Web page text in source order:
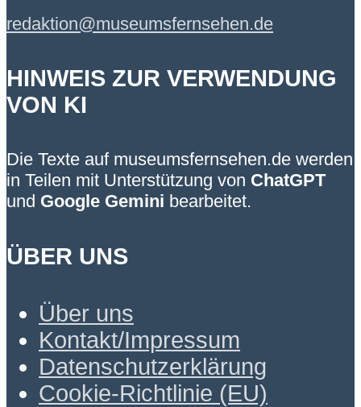
redaktion@museumsfernsehen.de
HINWEIS ZUR VERWENDUNG
VON KI
Die Texte auf museumsfernsehen.de werden
in Teilen mit Unterstützung von ChatGPT
und Google Gemini bearbeitet.
ÜBER UNS
Über uns
Kontakt/Impressum
Datenschutzerklärung
Cookie-Richtlinie (EU)